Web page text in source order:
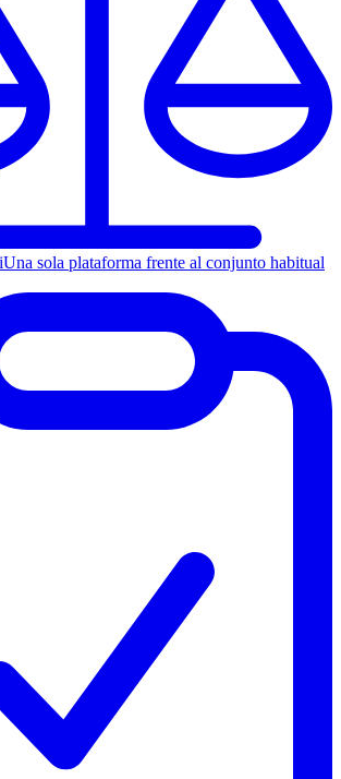
Una sola plataforma frente al conjunto habitual